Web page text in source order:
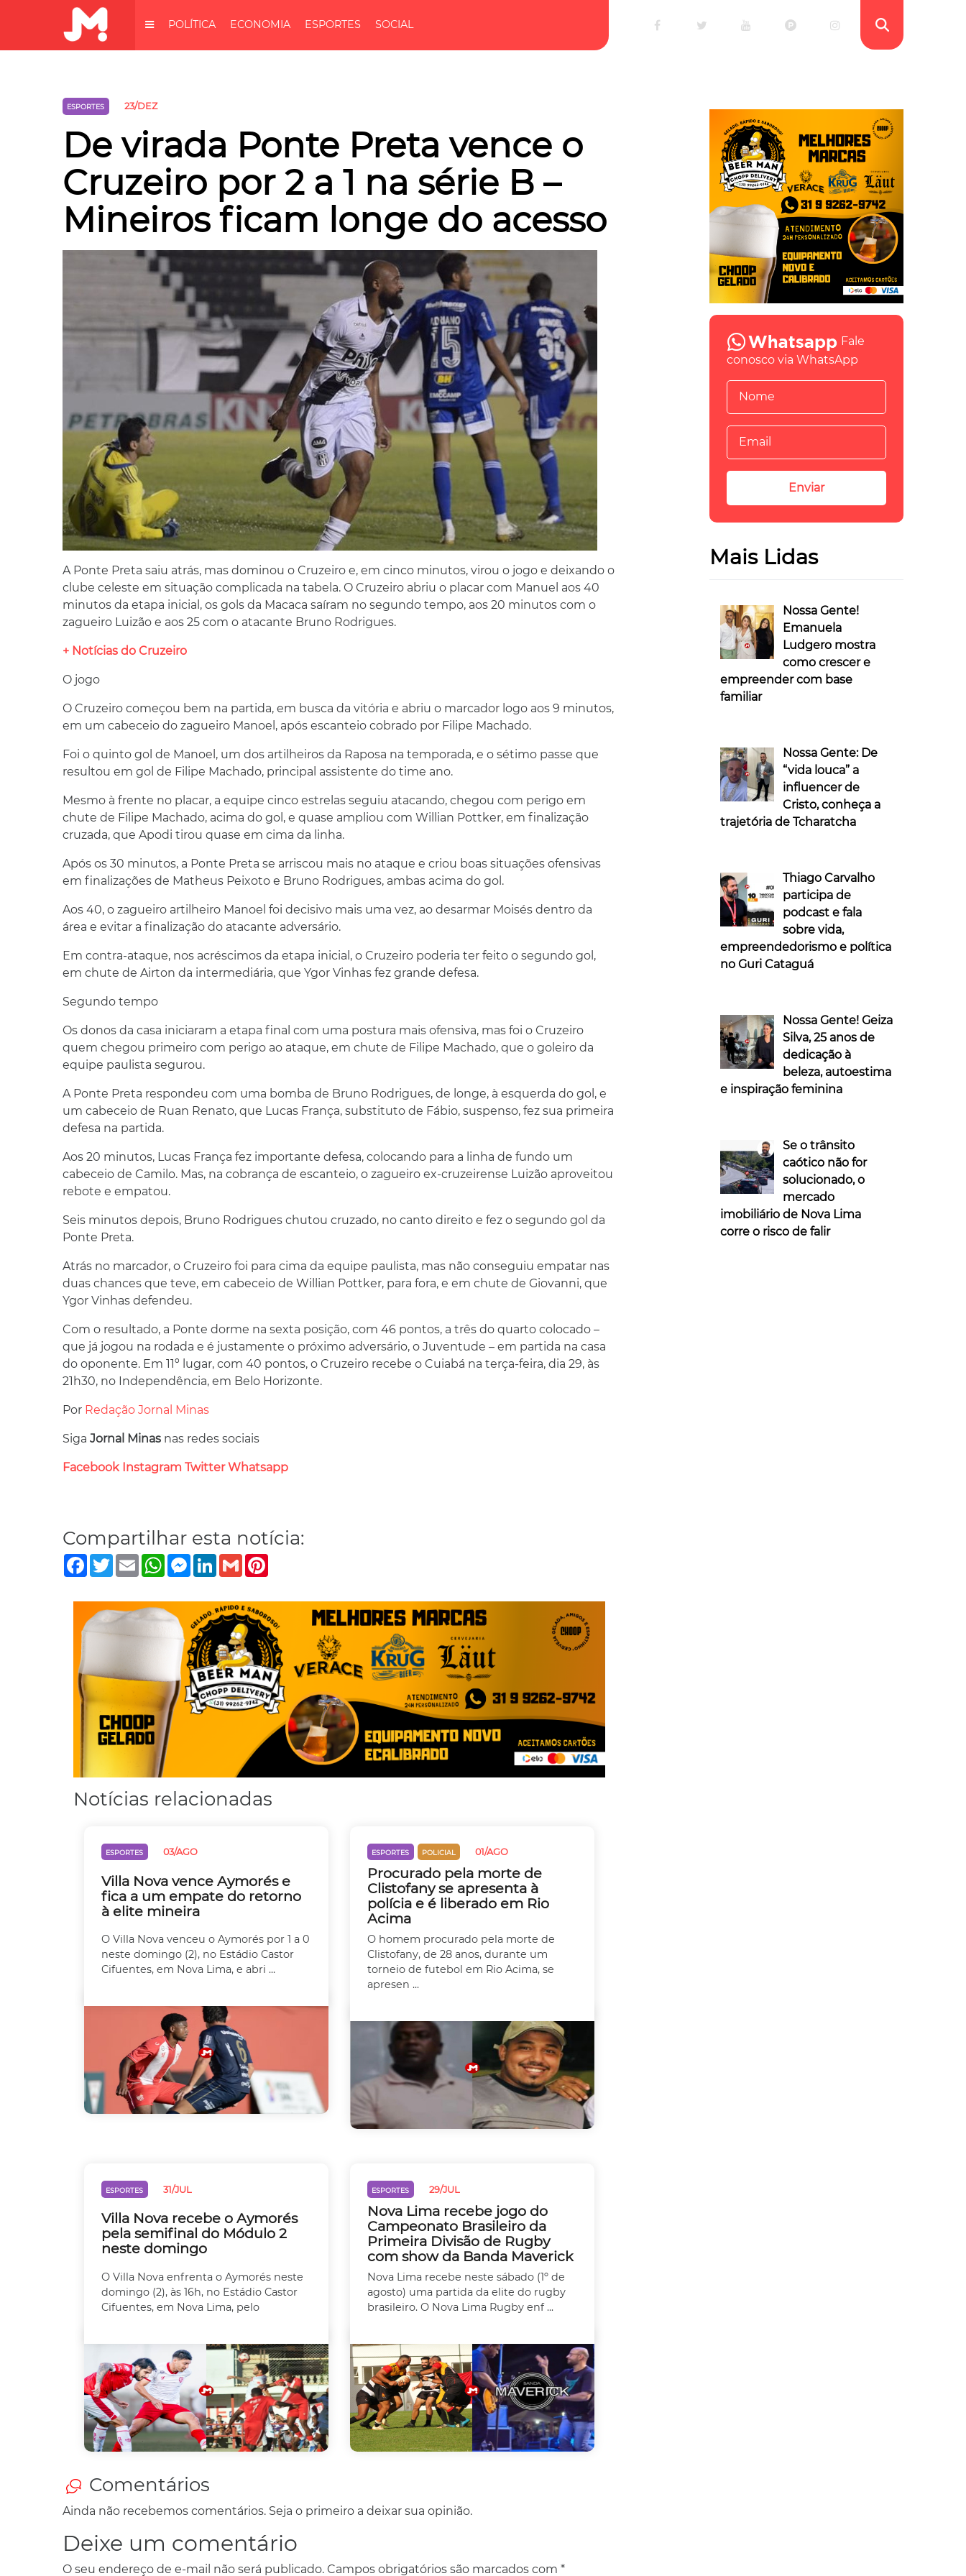
POLÍTICA ECONOMIA ESPORTES SOCIAL
ESPORTES 23/DEZ
De virada Ponte Preta vence o
Cruzeiro por 2 a 1 na série B –
Mineiros ficam longe do acesso
A Ponte Preta saiu atrás, mas dominou o Cruzeiro e, em cinco minutos, virou o jogo e deixando o
clube celeste em situação complicada na tabela. O Cruzeiro abriu o placar com Manuel aos 40
minutos da etapa inicial, os gols da Macaca saíram no segundo tempo, aos 20 minutos com o
zagueiro Luizão e aos 25 com o atacante Bruno Rodrigues.
+ Notícias do Cruzeiro
O jogo
O Cruzeiro começou bem na partida, em busca da vitória e abriu o marcador logo aos 9 minutos,
em um cabeceio do zagueiro Manoel, após escanteio cobrado por Filipe Machado.
Foi o quinto gol de Manoel, um dos artilheiros da Raposa na temporada, e o sétimo passe que
resultou em gol de Filipe Machado, principal assistente do time ano.
Mesmo à frente no placar, a equipe cinco estrelas seguiu atacando, chegou com perigo em
chute de Filipe Machado, acima do gol, e quase ampliou com Willian Pottker, em finalização
cruzada, que Apodi tirou quase em cima da linha.
Após os 30 minutos, a Ponte Preta se arriscou mais no ataque e criou boas situações ofensivas
em finalizações de Matheus Peixoto e Bruno Rodrigues, ambas acima do gol.
Aos 40, o zagueiro artilheiro Manoel foi decisivo mais uma vez, ao desarmar Moisés dentro da
área e evitar a finalização do atacante adversário.
Em contra-ataque, nos acréscimos da etapa inicial, o Cruzeiro poderia ter feito o segundo gol,
em chute de Airton da intermediária, que Ygor Vinhas fez grande defesa.
Segundo tempo
Os donos da casa iniciaram a etapa final com uma postura mais ofensiva, mas foi o Cruzeiro
quem chegou primeiro com perigo ao ataque, em chute de Filipe Machado, que o goleiro da
equipe paulista segurou.
A Ponte Preta respondeu com uma bomba de Bruno Rodrigues, de longe, à esquerda do gol, e
um cabeceio de Ruan Renato, que Lucas França, substituto de Fábio, suspenso, fez sua primeira
defesa na partida.
Aos 20 minutos, Lucas França fez importante defesa, colocando para a linha de fundo um
cabeceio de Camilo. Mas, na cobrança de escanteio, o zagueiro ex-cruzeirense Luizão aproveitou
rebote e empatou.
Seis minutos depois, Bruno Rodrigues chutou cruzado, no canto direito e fez o segundo gol da
Ponte Preta.
Atrás no marcador, o Cruzeiro foi para cima da equipe paulista, mas não conseguiu empatar nas
duas chances que teve, em cabeceio de Willian Pottker, para fora, e em chute de Giovanni, que
Ygor Vinhas defendeu.
Com o resultado, a Ponte dorme na sexta posição, com 46 pontos, a três do quarto colocado –
que já jogou na rodada e é justamente o próximo adversário, o Juventude – em partida na casa
do oponente. Em 11º lugar, com 40 pontos, o Cruzeiro recebe o Cuiabá na terça-feira, dia 29, às
21h30, no Independência, em Belo Horizonte.
Por Redação Jornal Minas
Siga Jornal Minas nas redes sociais
Facebook Instagram Twitter Whatsapp
Compartilhar esta notícia:
Facebook
TwitterEmailWhatsApp
Messenger
LinkedIn
Gmail
Notícias relacionadas
ESPORTES 03/AGO
Villa Nova vence Aymorés e
fica a um empate do retorno
à elite mineira
O Villa Nova venceu o Aymorés por 1 a 0
neste domingo (2), no Estádio Castor
Cifuentes, em Nova Lima, e abri ...
ESPORTES POLICIAL 01/AGO
Procurado pela morte de
Clistofany se apresenta à
polícia e é liberado em Rio
Acima
O homem procurado pela morte de
Clistofany, de 28 anos, durante um
torneio de futebol em Rio Acima, se
apresen ...
ESPORTES 31/JUL
Villa Nova recebe o Aymorés
pela semifinal do Módulo 2
neste domingo
O Villa Nova enfrenta o Aymorés neste
domingo (2), às 16h, no Estádio Castor
Cifuentes, em Nova Lima, pelo
ESPORTES 29/JUL
Nova Lima recebe jogo do
Campeonato Brasileiro da
Primeira Divisão de Rugby
com show da Banda Maverick
Nova Lima recebe neste sábado (1º de
agosto) uma partida da elite do rugby
brasileiro. O Nova Lima Rugby enf ...
Comentários
Ainda não recebemos comentários. Seja o primeiro a deixar sua opinião.
Deixe um comentário
O seu endereço de e-mail não será publicado. Campos obrigatórios são marcados com *
Fale
conosco via WhatsApp
Mais Lidas
Nossa Gente!
Emanuela
Ludgero mostra
como crescer e
empreender com base
familiar
Nossa Gente: De
“vida louca” a
influencer de
Cristo, conheça a
trajetória de Tcharatcha
Thiago Carvalho
participa de
podcast e fala
sobre vida,
empreendedorismo e política
no Guri Cataguá
Nossa Gente! Geiza
Silva, 25 anos de
dedicação à
beleza, autoestima
e inspiração feminina
Se o trânsito
caótico não for
solucionado, o
mercado
imobiliário de Nova Lima
corre o risco de falir